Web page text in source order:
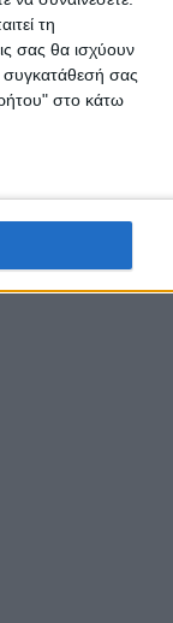
τη
σας θα ισχύουν
συγκατάθεσή σας
στο κάτω